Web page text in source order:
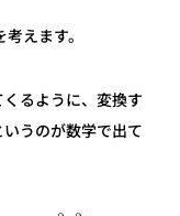
えます。
るように、変換す
うのが数学で出て